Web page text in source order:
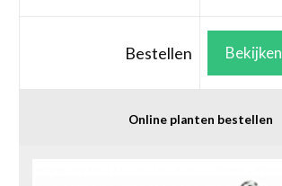
Bestellen Bekijken
Online planten bestellen